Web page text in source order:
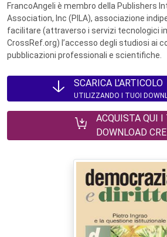
FrancoAngeli è membro della Publishers
Association, Inc (PILA), associazione
facilitare (attraverso i servizi tecnologici
CrossRef.org) l’accesso degli studiosi ai
pubblicazioni professionali e scientifiche.
SCARICA L'ARTICOLO
UTILIZZANDO I TUOI
ACQUISTA QUI I
DOWNLOAD